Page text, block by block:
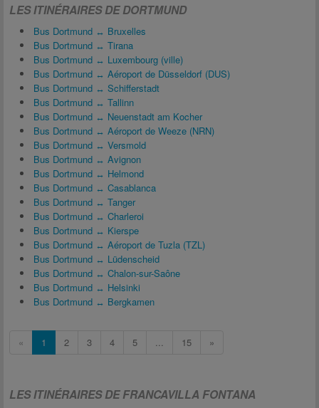
LES ITINÉRAIRES DE DORTMUND
Bus Dortmund ↔ Bruxelles
Bus Dortmund ↔ Tirana
Bus Dortmund ↔ Luxembourg (ville)
Bus Dortmund ↔ Aéroport de Düsseldorf (DUS)
Bus Dortmund ↔ Schifferstadt
Bus Dortmund ↔ Tallinn
Bus Dortmund ↔ Neuenstadt am Kocher
Bus Dortmund ↔ Aéroport de Weeze (NRN)
Bus Dortmund ↔ Versmold
Bus Dortmund ↔ Avignon
Bus Dortmund ↔ Helmond
Bus Dortmund ↔ Casablanca
Bus Dortmund ↔ Tanger
Bus Dortmund ↔ Charleroi
Bus Dortmund ↔ Kierspe
Bus Dortmund ↔ Aéroport de Tuzla (TZL)
Bus Dortmund ↔ Lüdenscheid
Bus Dortmund ↔ Chalon-sur-Saône
Bus Dortmund ↔ Helsinki
Bus Dortmund ↔ Bergkamen
« 1 2 3 4 5 ... 15 »
LES ITINÉRAIRES DE FRANCAVILLA FONTANA